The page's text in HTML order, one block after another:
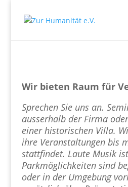
Wir bieten Raum für
Sprechen Sie uns an.
ausserhalb der Firma
einer historischen Villa.
ihre Veranstaltungen bis
stattfindet. Laute Musik
Parkmöglichkeiten sind
oder in der Umgebung